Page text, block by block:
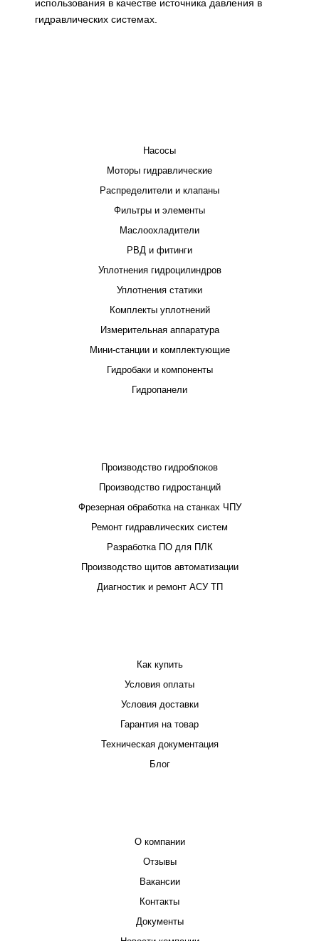
использования в качестве источника давления в
гидравлических системах.
Насосы
Моторы гидравлические
Распределители и клапаны
Фильтры и элементы
Маслоохладители
РВД и фитинги
Уплотнения гидроцилиндров
Уплотнения статики
Комплекты уплотнений
Измерительная аппаратура
Мини-станции и комплектующие
Гидробаки и компоненты
Гидропанели
Производство гидроблоков
Производство гидростанций
Фрезерная обработка на станках ЧПУ
Ремонт гидравлических систем
Разработка ПО для ПЛК
Производство щитов автоматизации
Диагностик и ремонт АСУ ТП
Как купить
Условия оплаты
Условия доставки
Гарантия на товар
Техническая документация
Блог
О компании
Отзывы
Вакансии
Контакты
Документы